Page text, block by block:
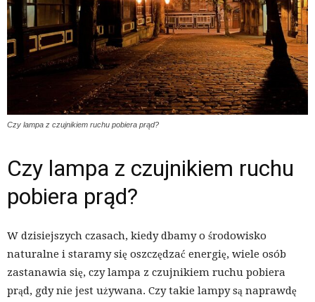
Czy lampa z czujnikiem ruchu pobiera prąd?
Czy lampa z czujnikiem ruchu
pobiera prąd?
W dzisiejszych czasach, kiedy dbamy o środowisko
naturalne i staramy się oszczędzać energię, wiele osób
zastanawia się, czy lampa z czujnikiem ruchu pobiera
prąd, gdy nie jest używana. Czy takie lampy są naprawdę